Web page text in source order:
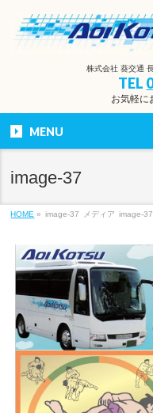
株式会社 葵交通
TEL
お気軽に
MENU
image-37
HOME » image-37 メディア image-37